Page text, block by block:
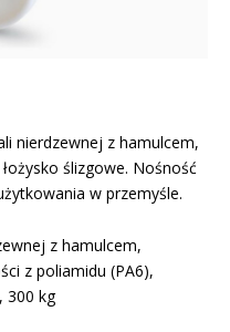
nierdzewnej z hamulcem,
ślizgowe. Nośność
w przemyśle.
z hamulcem,
z poliamidu (PA6),
300 kg